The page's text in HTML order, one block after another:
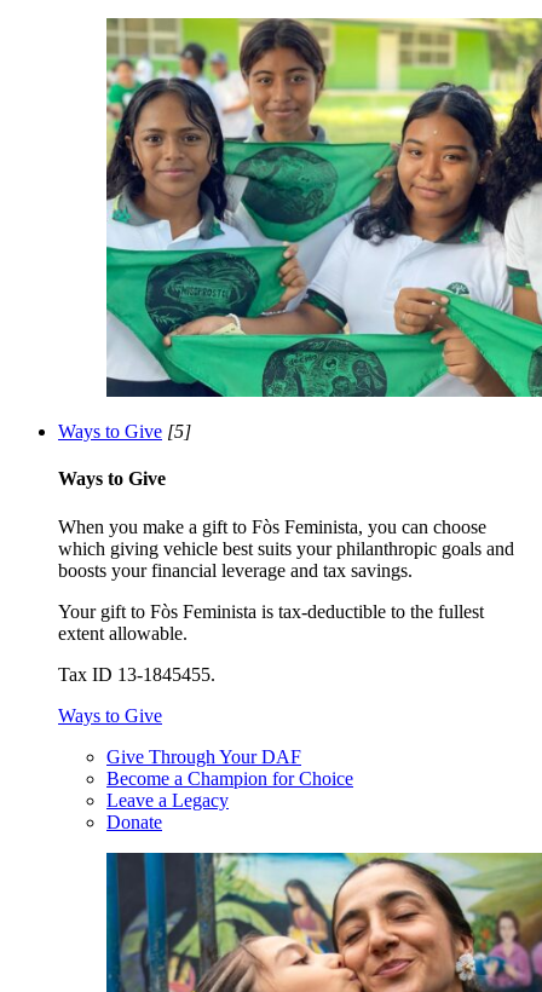
Ways to Give [5]
Ways to Give
When you make a gift to Fòs Feminista, you can choose
which giving vehicle best suits your philanthropic goals and
boosts your financial leverage and tax savings.
Your gift to Fòs Feminista is tax-deductible to the fullest
extent allowable.
Tax ID 13-1845455.
Ways to Give
Give Through Your DAF
Become a Champion for Choice
Leave a Legacy
Donate